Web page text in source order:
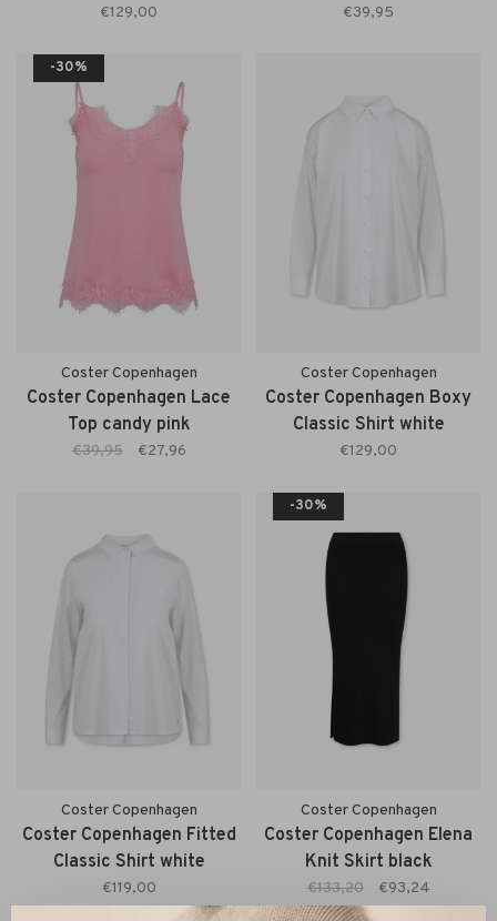
€129,00 €39,95
-30%
Coster Copenhagen
Coster Copenhagen Lace
Top candy pink
€39,95 €27,96
Coster Copenhagen
Coster Copenhagen Boxy
Classic Shirt white
€129,00
Coster Copenhagen
Coster Copenhagen Fitted
Classic Shirt white
€119,00
-30%
Coster Copenhagen
Coster Copenhagen Elena
Knit Skirt black
€133,20 €93,24